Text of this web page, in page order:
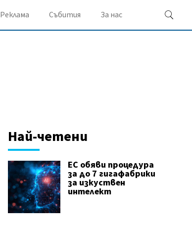
Реклама Събития За нас
Най-четени
ЕС обяви процедура
за до 7 гигафабрики
за изкуствен
интелект